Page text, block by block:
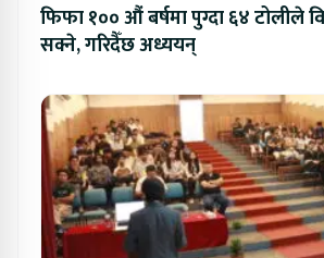
फिफा १०० औं बर्षमा पुग्दा ६४ टोलीले
सक्ने, गरिदैँछ अध्ययन्